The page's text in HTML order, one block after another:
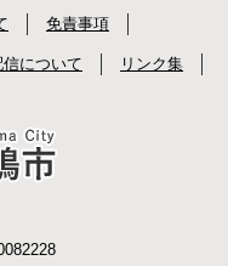
免責事項
信について リンク集